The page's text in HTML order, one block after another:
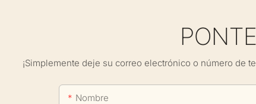
¡Simplemente deje su correo electrónico o número de
Nombre